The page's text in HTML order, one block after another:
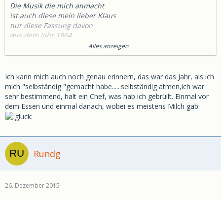
Die Musik die mich anmacht
ist auch diese mein lieber Klaus
nur diese Fassung davon
aus dem Jahr 1964
da kommen Erinnerungen hoch
das Jahr wo ich von Zigarre
.
https://youtu.be/v91AMTc0-l4
Alles anzeigen
Ich kann mich auch noch genau erinnern, das war das Jahr, als ich
mich "selbständig "gemacht habe......selbständig atmen,ich war
sehr bestimmend, halt ein Chef, was hab ich gebrüllt. Einmal vor
dem Essen und einmal danach, wobei es meistens Milch gab.
Rundg
26. Dezember 2015